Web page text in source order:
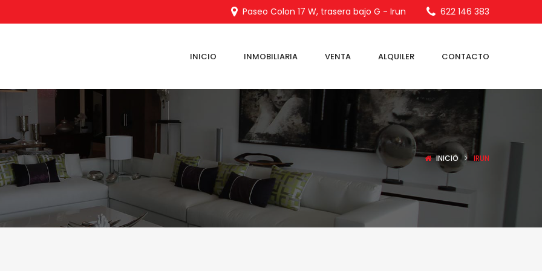
Paseo Colon 17 W, trasera bajo G - Irun 622 146 383
INICIO INMOBILIARIA VENTA ALQUILER CONTACTO
INICIO IRUN